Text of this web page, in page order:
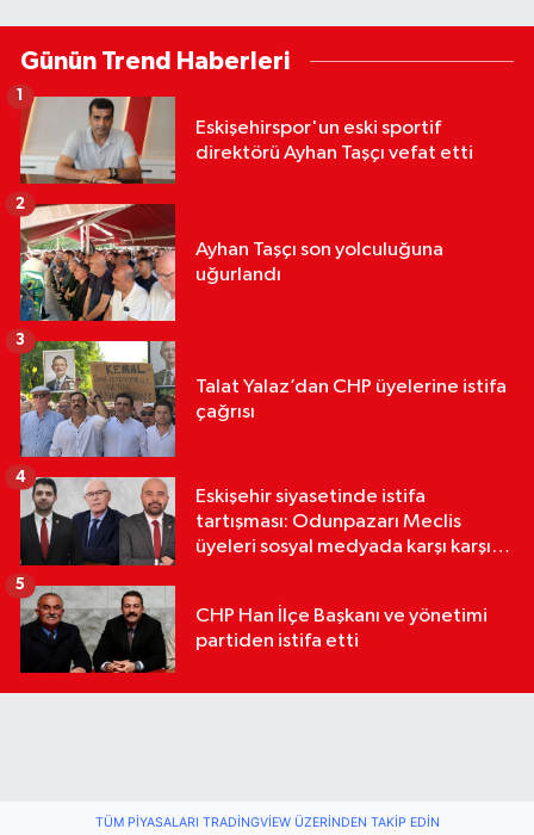
Günün Trend Haberleri
Eskişehirspor'un eski sportif
direktörü Ayhan Taşçı vefat etti
Ayhan Taşçı son yolculuğuna
uğurlandı
2
Talat Yalaz’dan CHP üyelerine istifa
çağrısı
3
Eskişehir siyasetinde istifa
tartışması: Odunpazarı Meclis
üyeleri sosyal medyada karşı karşıya
4
CHP Han İlçe Başkanı ve yönetimi
partiden istifa etti
5
TÜM PIYASALARI TRADINGVIEW ÜZERINDEN TAKIP EDIN